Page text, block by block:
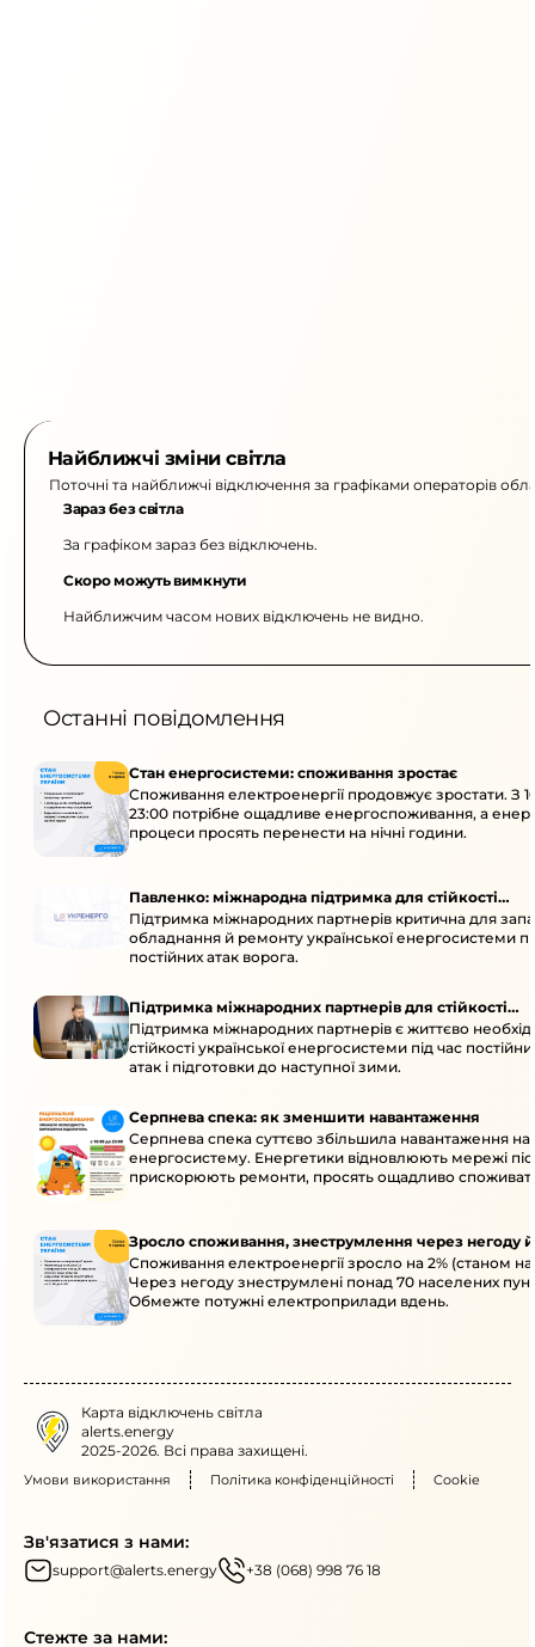
Найближчі зміни світла
Поточні та найближчі відключення за графіками операторів
Зараз без світла
За графіком зараз без відключень.
Скоро можуть вимкнути
Найближчим часом нових відключень не видно.
Останні повідомлення
Стан енергосистеми: споживання зростає
Споживання електроенергії продовжує зростати. З
23:00 потрібне ощадливе енергоспоживання, а
процеси просять перенести на нічні години.
Павленко: міжнародна підтримка для стійкості
енергосистеми
Підтримка міжнародних партнерів критична для
обладнання й ремонту української енергосистеми
постійних атак ворога.
Підтримка міжнародних партнерів для стійкості
енергосистеми
Підтримка міжнародних партнерів є життєво
стійкості української енергосистеми під час
атак і підготовки до наступної зими.
Серпнева спека: як зменшити навантаження
Серпнева спека суттєво збільшила навантаження на
енергосистему. Енергетики відновлюють мережі
прискорюють ремонти, просять ощадливо
Зросло споживання, знеструмлення через негоду
Споживання електроенергії зросло на 2% (станом на
Через негоду знеструмлені понад 70 населених
Обмежте потужні електроприлади вдень.
Карта відключень світла
alerts.energy
2025-2026. Всі права захищені.
Умови використання Політика конфіденційності Cookie
Зв'язатися з нами:
support@alerts.energy +38 (068) 998 76 18
Стежте за нами: